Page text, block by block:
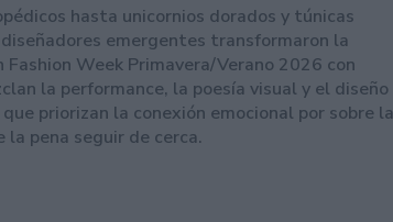
hasta unicornios dorados y túnicas
emergentes transformaron la
Week Primavera/Verano 2026 con
la performance, la poesía visual y el diseño
priorizan la conexión emocional por sobre la
pena seguir de cerca.